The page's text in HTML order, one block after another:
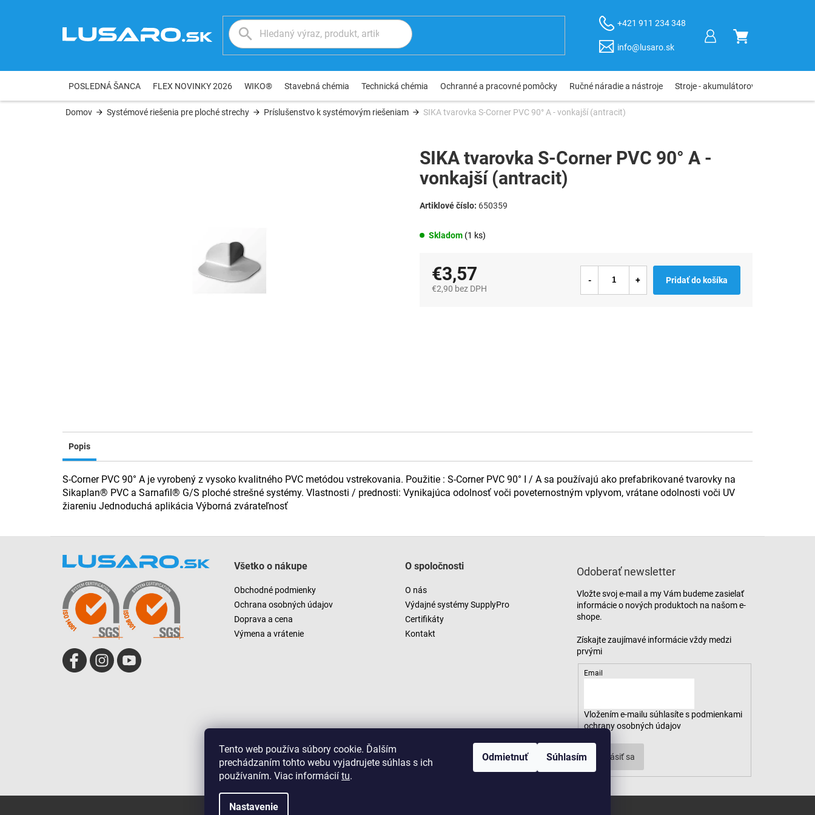
Tento web používa súbory cookie. Ďalším
prechádzaním tohto webu vyjadrujete súhlas s ich
používaním. Viac informácií tu.
Nastavenie
Odmietnuť Súhlasím
+421 911 234 348
info@lusaro.sk
NÁKUPNÝ
POSLEDNÁ ŠANCA FLEX NOVINKY 2026 WIKO® Stavebná chémia Technická chémia Ochranné a pracovné pomôcky Ručné náradie a nástroje Stroje - akumulátorové, elektro,
Domov Systémové riešenia pre ploché strechy Príslušenstvo k systémovým riešeniam SIKA tvarovka S-Corner PVC 90° A - vonkajší (antracit)
Skladom (1 ks)
SIKA tvarovka S-Corner PVC 90° A -
vonkajší (antracit)
650359
€3,57
€2,90 bez DPH
Pridať do košíka
Popis
S-Corner PVC 90° A je vyrobený z vysoko kvalitného PVC metódou vstrekovania. Použitie : S-Corner PVC 90° I / A sa používajú ako prefabrikované tvarovky na
Sikaplan® PVC a Sarnafil® G/S ploché strešné systémy. Vlastnosti / prednosti: Vynikajúca odolnosť voči poveternostným vplyvom, vrátane odolnosti voči UV
žiareniu Jednoduchá aplikácia Výborná zvárateľnosť
Všetko o nákupe
Obchodné podmienky
Ochrana osobných údajov
Doprava a cena
Výmena a vrátenie
O spoločnosti
O nás
Výdajné systémy SupplyPro
Certifikáty
Kontakt
Odoberať newsletter
Vložte svoj e-mail a my Vám budeme zasielať
informácie o nových produktoch na našom e-
shope.
Email
Vložením e-mailu súhlasíte s podmienkami
ochrany osobných údajov
Prihlásiť sa